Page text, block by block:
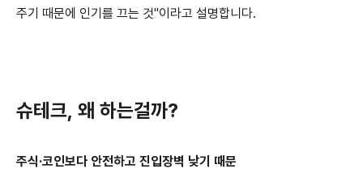
주기 때문에 인기를 끄는 것"이라고 설명합니다.
슈테크, 왜 하는걸까?
주식·코인보다 안전하고 진입장벽 낮기 때문